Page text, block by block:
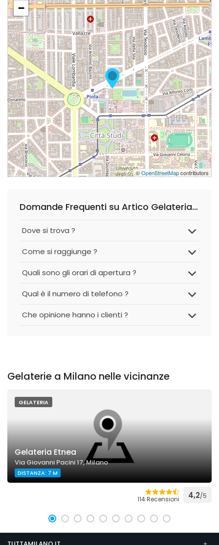
−
©OpenStreetMapcontributors
Domande Frequenti su Artico Gelateria - Città Studi
Dove si trova ?
Come si raggiunge ?
Quali sono gli orari di apertura ?
Qual è il numero di telefono ?
Che opinione hanno i clienti ?
Gelaterie a Milano nelle vicinanze
GELATERIA
Gelateria Etnea
Via Giovanni Pacini 17, Milano
DISTANZA: 7 M
114 Recensioni 4,2/5